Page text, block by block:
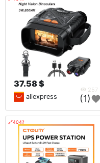
37.58 $
257
aliexpress (1)
🔗404?